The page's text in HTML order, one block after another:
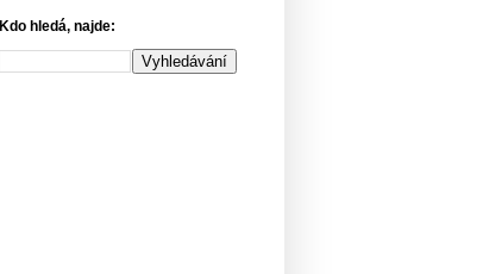
Kdo hledá, najde: